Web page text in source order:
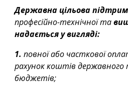
професійно-технічної та
надається у вигляді:
1. повної або часткової
рахунок коштів державного
бюджетів;